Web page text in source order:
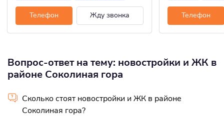
Телефон Жду звонка Телефон
Вопрос-ответ на тему: новостройки и ЖК в
районе Соколиная гора
Сколько стоят новостройки и ЖК в районе
Соколиная гора?